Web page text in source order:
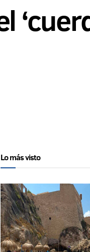
Lo más visto